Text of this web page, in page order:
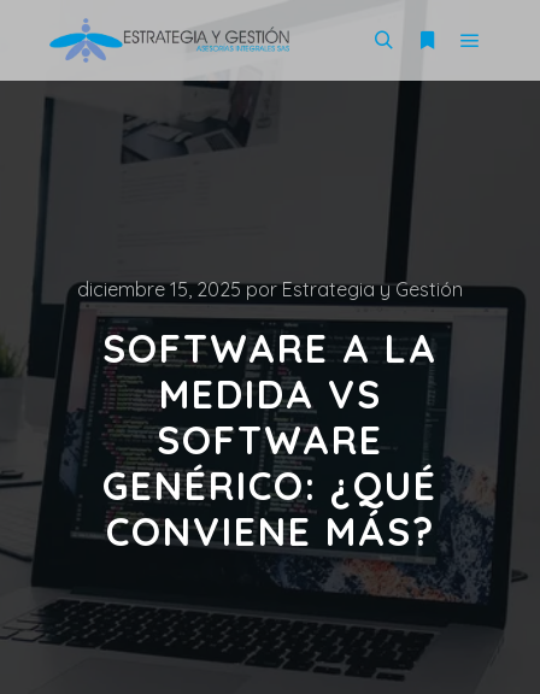
diciembre 15, 2025porEstrategia y Gestión
SOFTWARE A LA
MEDIDA VS
SOFTWARE
GENÉRICO: ¿QUÉ
CONVIENE MÁS?